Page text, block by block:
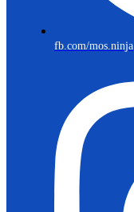
fb.com/mos.ninja